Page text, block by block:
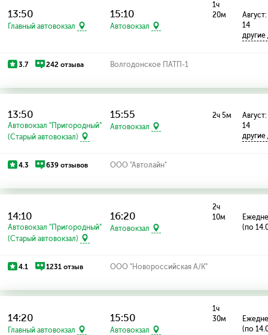
13:50
Главный автовокзал
15:10
Автовокзал
1ч
20м
14
3.7 242 отзыва Волгодонское ПАТП-1
13:50
Автовокзал "Пригородный"
(Старый автовокзал)
15:55
Автовокзал
2ч 5м
14
4.3 639 отзывов ООО "Автолайн"
14:10
Автовокзал "Пригородный"
(Старый автовокзал)
16:20
Автовокзал
2ч
10м
(по
4.1 1231 отзыв ООО "Новороссийская А/К"
14:20
Главный автовокзал
15:50
Автовокзал
1ч
30м
(по